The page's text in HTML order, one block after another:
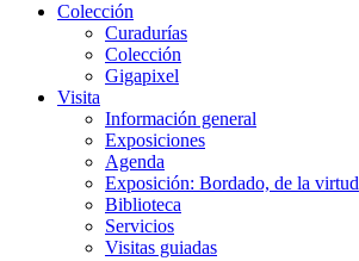
Colección
Curadurías
Colección
Gigapixel
Visita
Información general
Exposiciones
Agenda
Exposición: Bordado, de la virtud
Biblioteca
Servicios
Visitas guiadas